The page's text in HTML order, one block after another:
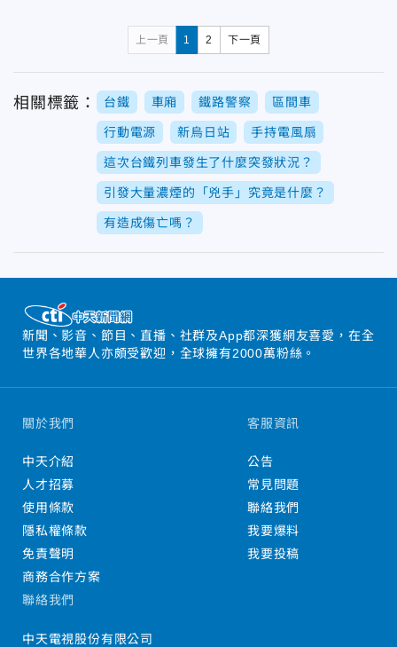
上一頁 1 2 下一頁
相關標籤： 台鐵 車廂 鐵路警察 區間車
行動電源 新烏日站 手持電風扇
這次台鐵列車發生了什麼突發狀況？
引發大量濃煙的「兇手」究竟是什麼？
有造成傷亡嗎？
新聞、影音、節目、直播、社群及App都深獲網友喜愛，在全
世界各地華人亦頗受歡迎，全球擁有2000萬粉絲。
關於我們
中天介紹
人才招募
使用條款
隱私權條款
免責聲明
商務合作方案
客服資訊
公告
常見問題
聯絡我們
我要爆料
我要投稿
聯絡我們
中天電視股份有限公司